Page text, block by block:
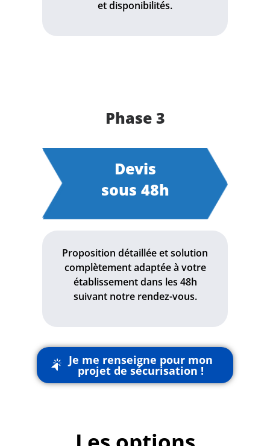
et disponibilités.
Phase 3
Devis
sous 48h
Proposition détaillée et solution
complètement adaptée à votre
établissement dans les 48h
suivant notre rendez-vous.
Je me renseigne pour mon
projet de sécurisation !